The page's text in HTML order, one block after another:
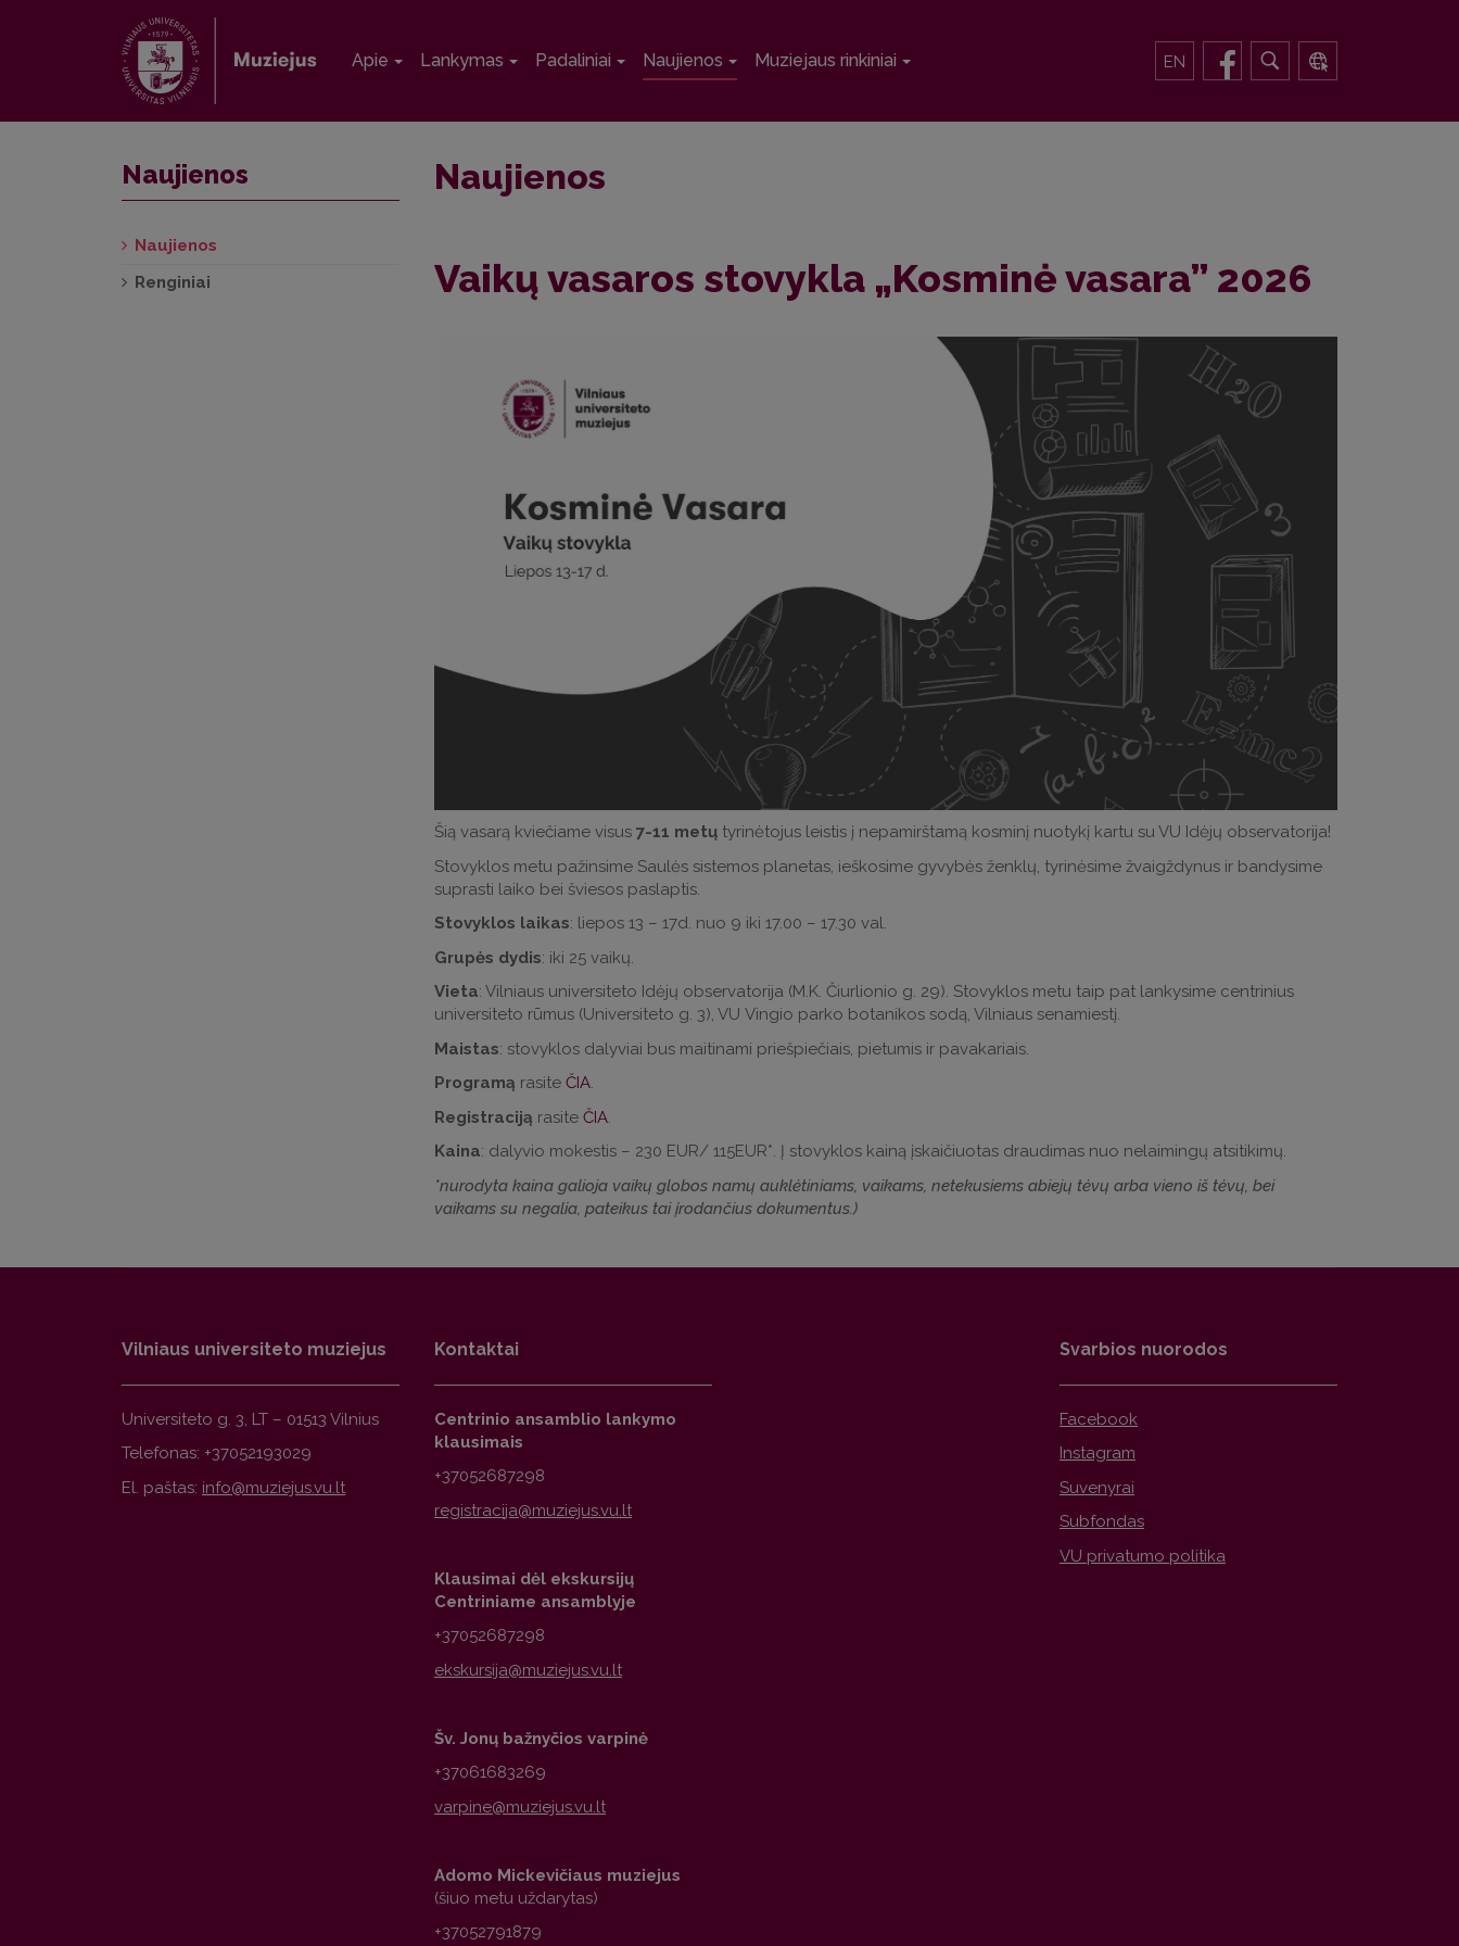
Apie Lankymas Padaliniai Naujienos Muziejaus rinkiniai EN
Naujienos
Vaikų vasaros stovykla „Kosminė vasara” 2026
Šią vasarą kviečiame visus 7-11 metų tyrinėtojus leistis į nepamirštamą kosminį nuotykį kartu su VU Idėjų observatorija!
Stovyklos metu pažinsime Saulės sistemos planetas, ieškosime gyvybės ženklų, tyrinėsime žvaigždynus ir bandysime
suprasti laiko bei šviesos paslaptis.
Stovyklos laikas: liepos 13 – 17d. nuo 9 iki 17.00 – 17.30 val.
Grupės dydis: iki 25 vaikų.
Vieta: Vilniaus universiteto Idėjų observatorija (M.K. Čiurlionio g. 29). Stovyklos metu taip pat lankysime centrinius
universiteto rūmus (Universiteto g. 3), VU Vingio parko botanikos sodą, Vilniaus senamiestį.
Maistas: stovyklos dalyviai bus maitinami priešpiečiais, pietumis ir pavakariais.
Programą rasite ČIA.
Registraciją rasite ČIA
Kaina: dalyvio mokestis – 230 EUR/ 115EUR*. Į stovyklos kainą įskaičiuotas draudimas nuo nelaimingų atsitikimų.
*nurodyta kaina galioja vaikų globos namų auklėtiniams, vaikams, netekusiems abiejų tėvų arba vieno iš tėvų, bei
vaikams su negalia, pateikus tai įrodančius dokumentus.)
Naujienos
Naujienos
Renginiai
Vilniaus universiteto muziejus
Universiteto g. 3, LT – 01513 Vilnius
Telefonas: +37052193029
El. paštas:
Kontaktai
Centrinio ansamblio lankymo
klausimais
+37052687298
Klausimai dėl ekskursijų
Centriniame ansamblyje
+37052687298
Šv. Jonų bažnyčios varpinė
+37061683269
Adomo Mickevičiaus muziejus
(šiuo metu uždarytas)
+37052791879
Svarbios nuorodos
Facebook
Instagram
Suvenyrai
Subfondas
VU privatumo politika